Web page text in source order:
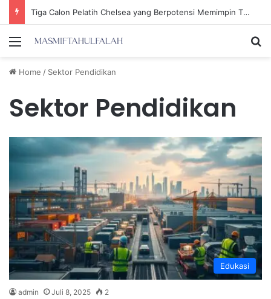
Tiga Calon Pelatih Chelsea yang Berpotensi Memimpin Tim di Musim Depan
Menu
Home / Sektor Pendidikan
Sektor Pendidikan
Edukasi
admin Juli 8, 2025 2